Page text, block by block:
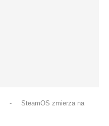
-
SteamOS zmierza na